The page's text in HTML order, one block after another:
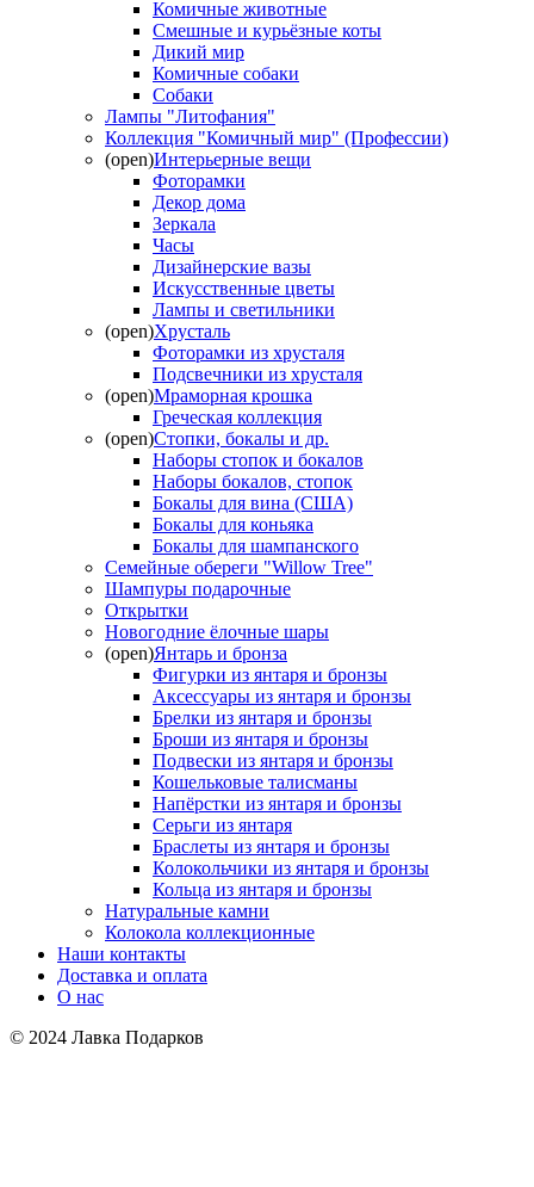
Комичные животные
Смешные и курьёзные коты
Дикий мир
Комичные собаки
Собаки
Лампы "Литофания"
Коллекция "Комичный мир" (Профессии)
(open)Интерьерные вещи
Фоторамки
Декор дома
Зеркала
Часы
Дизайнерские вазы
Искусственные цветы
Лампы и светильники
(open)Хрусталь
Фоторамки из хрусталя
Подсвечники из хрусталя
(open)Мраморная крошка
Греческая коллекция
(open)Стопки, бокалы и др.
Наборы стопок и бокалов
Наборы бокалов, стопок
Бокалы для вина (США)
Бокалы для коньяка
Бокалы для шампанского
Семейные обереги "Willow Tree"
Шампуры подарочные
Открытки
Новогодние ёлочные шары
(open)Янтарь и бронза
Фигурки из янтаря и бронзы
Аксессуары из янтаря и бронзы
Брелки из янтаря и бронзы
Броши из янтаря и бронзы
Подвески из янтаря и бронзы
Кошельковые талисманы
Напёрстки из янтаря и бронзы
Серьги из янтаря
Браслеты из янтаря и бронзы
Колокольчики из янтаря и бронзы
Кольца из янтаря и бронзы
Натуральные камни
Колокола коллекционные
Наши контакты
Доставка и оплата
О нас
© 2024 Лавка Подарков